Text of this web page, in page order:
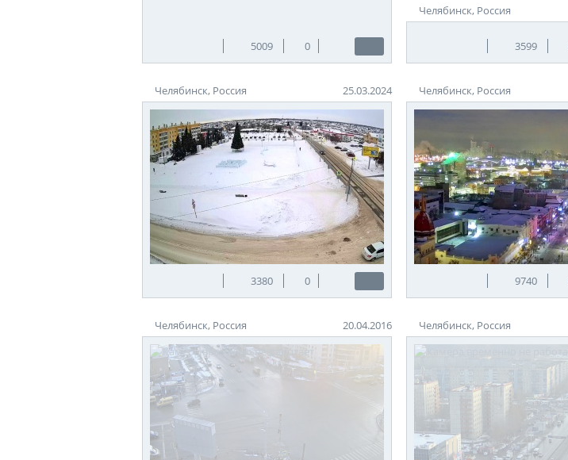
5009 0
Челябинск, Россия
3599
Челябинск, Россия 25.03.2024
3380 0
Челябинск, Россия
9740
Челябинск, Россия 20.04.2016 Челябинск, Россия